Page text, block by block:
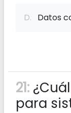
D. Datos
21:
para